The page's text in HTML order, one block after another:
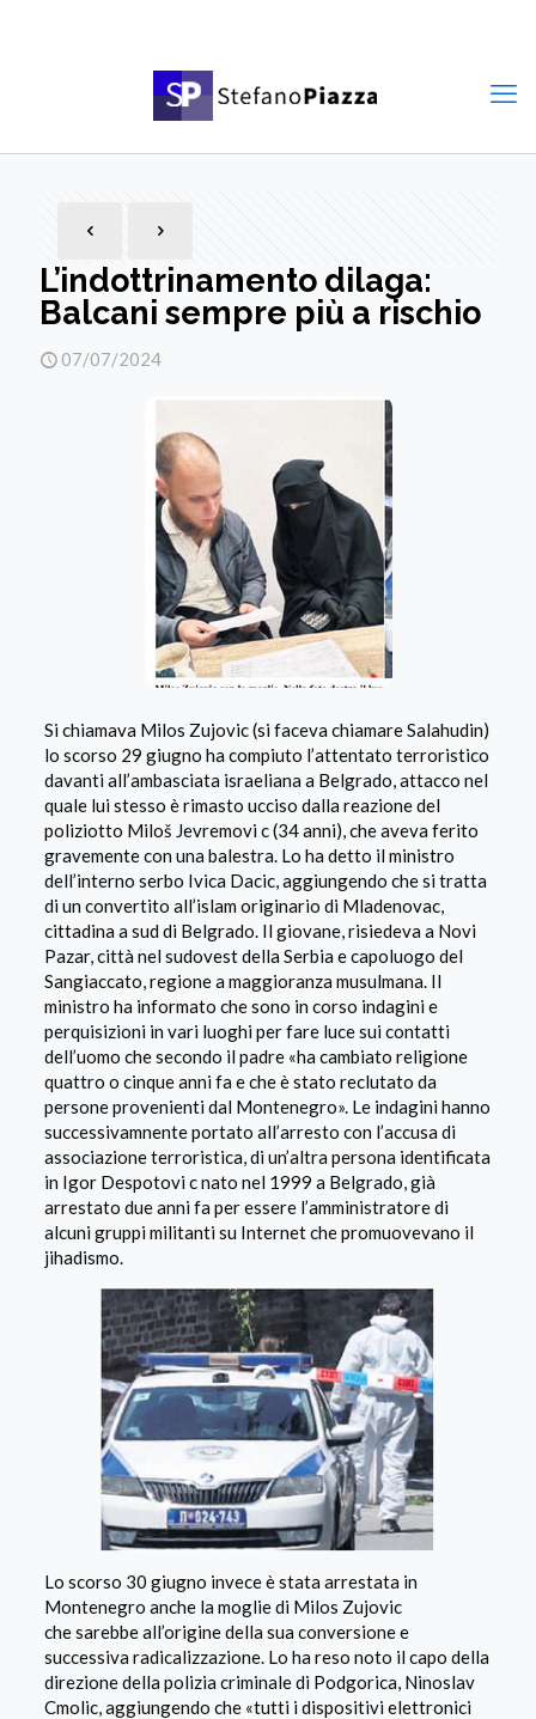
L’indottrinamento dilaga:
Balcani sempre più a rischio
07/07/2024
Si chiamava Milos Zujovic (si faceva chiamare Salahudin)
lo scorso 29 giugno ha compiuto l’attentato terroristico
davanti all’ambasciata israeliana a Belgrado, attacco nel
quale lui stesso è rimasto ucciso dalla reazione del
poliziotto Miloš Jevremovic(34 anni), che aveva ferito
gravemente con una balestra. Lo ha detto il ministro
dell’interno serbo Ivica Dacic, aggiungendo che si tratta
di un convertito all’islam originario di Mladenovac,
cittadina a sud di Belgrado. Il giovane, risiedeva a Novi
Pazar, città nel sudovest della Serbia e capoluogo del
Sangiaccato, regione a maggioranza musulmana. Il
ministro ha informato che sono in corso indagini e
perquisizioni in vari luoghi per fare luce sui contatti
dell’uomo che secondo il padre«ha cambiato religione
quattro o cinque anni fa e che è stato reclutato da
persone provenienti dal Montenegro».Le indagini hanno
successivamnente portato all’arresto con l’accusa di
associazione terroristica, di un’altra persona identificata
in Igor Despotovicnato nel 1999 a Belgrado, già
arrestato due anni fa per essere l’amministratore di
alcuni gruppi militanti su Internet che promuovevano il
jihadismo.
Lo scorso 30 giugno invece è stata arrestata in
Montenegro anche la moglie di Milos Zujovic
chesarebbe all’origine della sua conversione e
successiva radicalizzazione. Lo ha reso noto il capo della
direzione della polizia criminale di Podgorica, Ninoslav
Cmolic, aggiungendo che«tutti i dispositivi elettronici